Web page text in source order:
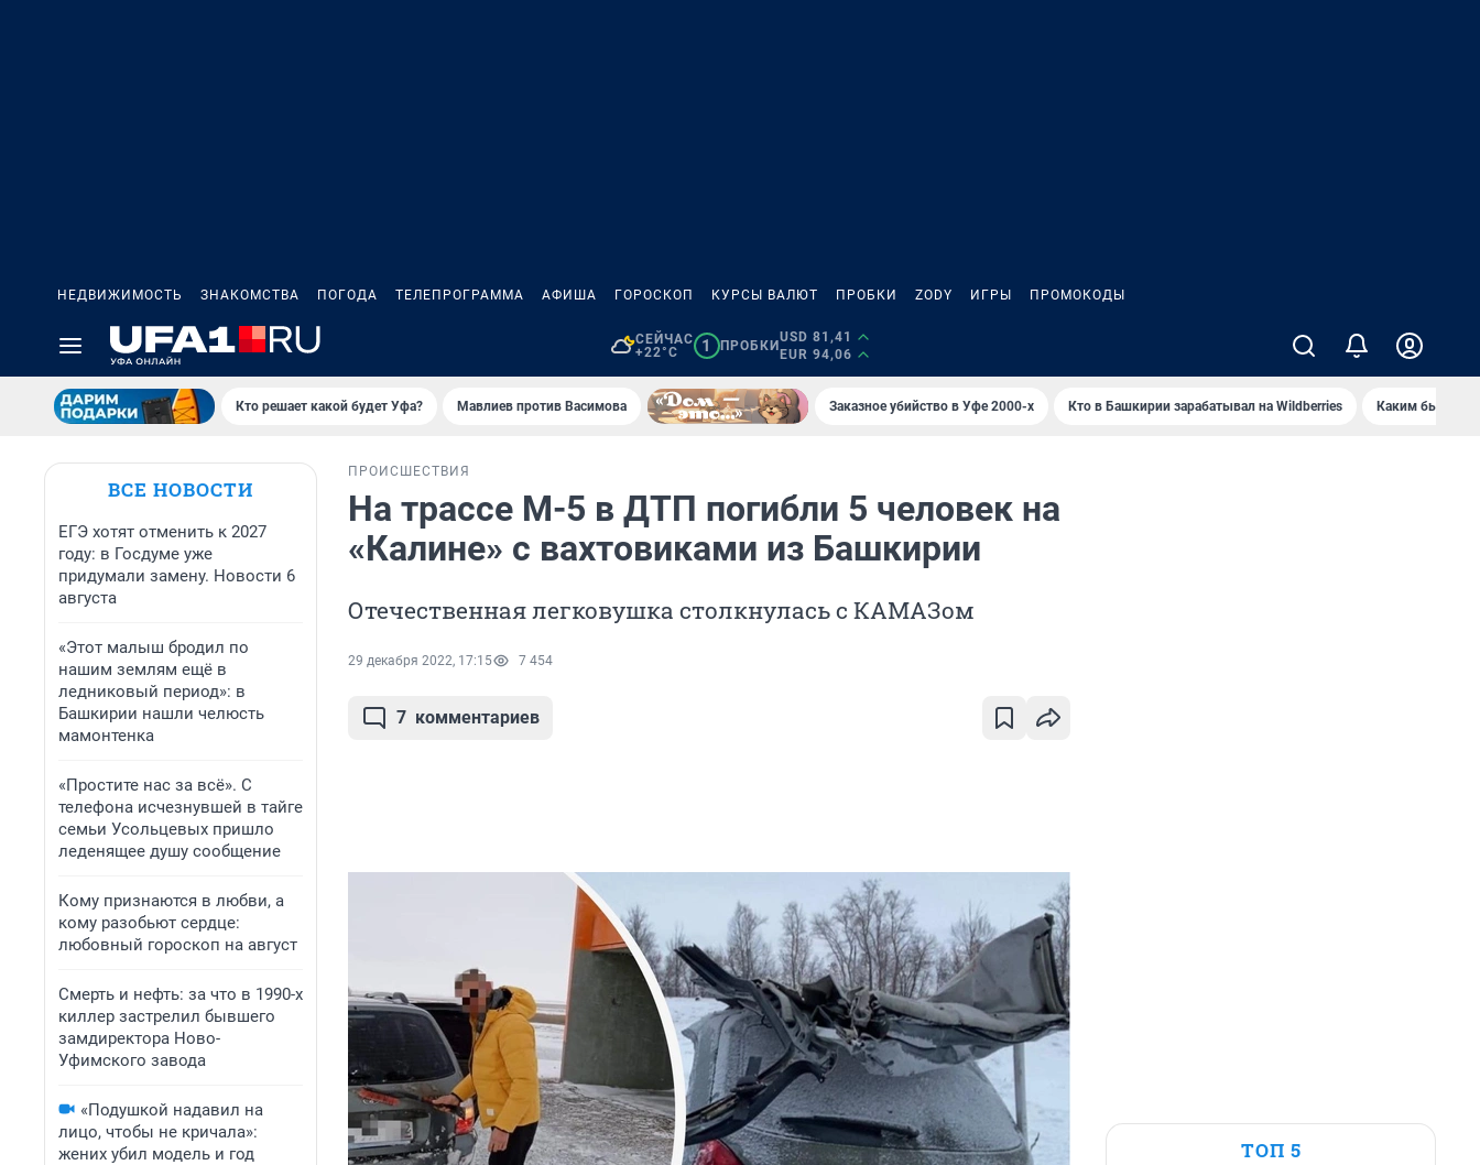
НЕДВИЖИМОСТЬ ЗНАКОМСТВА ПОГОДА ТЕЛЕПРОГРАММА АФИША ГОРОСКОП КУРСЫ ВАЛЮТ ПРОБКИ ZODY ИГРЫ ПРОМОКОДЫ
СЕЙЧАС
+22°C
1 ПРОБКИ
USD 81,41
EUR 94,06
Кто решает какой будет Уфа? Мавлиев против Васимова Заказное убийство в Уфе 2000-х Кто в Башкирии зарабатывал на Wildberries Каким было
ВСЕ НОВОСТИ
ЕГЭ хотят отменить к 2027
году: в Госдуме уже
придумали замену. Новости 6
августа
«Этот малыш бродил по
нашим землям ещё в
ледниковый период»: в
Башкирии нашли челюсть
мамонтенка
«Простите нас за всё». С
телефона исчезнувшей в тайге
семьи Усольцевых пришло
леденящее душу сообщение
Кому признаются в любви, а
кому разобьют сердце:
любовный гороскоп на август
Смерть и нефть: за что в 1990-х
киллер застрелил бывшего
замдиректора Ново-
Уфимского завода
«Подушкой надавил на
лицо, чтобы не кричала»:
жених убил модель и год
ПРОИСШЕСТВИЯ
На трассе М-5 в ДТП погибли 5 человек на
«Калине» с вахтовиками из Башкирии
Отечественная легковушка столкнулась с КАМАЗом
29 декабря 2022, 17:15 7 454
7 комментариев
ТОП 5